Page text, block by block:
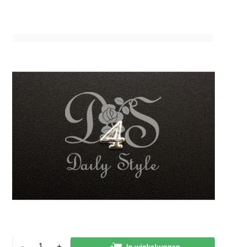
Art. nr. 1301-400Z-4
Variant
Op voorraad
1,00 Verpakt per 12 stuks